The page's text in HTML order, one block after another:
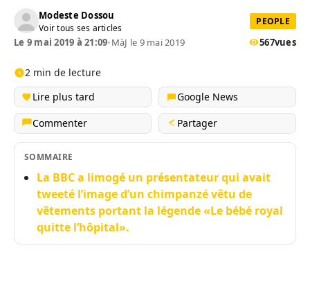
Modeste Dossou
Voir tous ses articles
PEOPLE
Le 9 mai 2019 à 21:09•MàJ le 9 mai 2019 567vues
2 min de lecture
Lire plus tard
Google News
Commenter
Partager
SOMMAIRE
La BBC a limogé un présentateur qui avait
tweeté l’image d’un chimpanzé vêtu de
vêtements portant la légende «Le bébé royal
quitte l’hôpital».